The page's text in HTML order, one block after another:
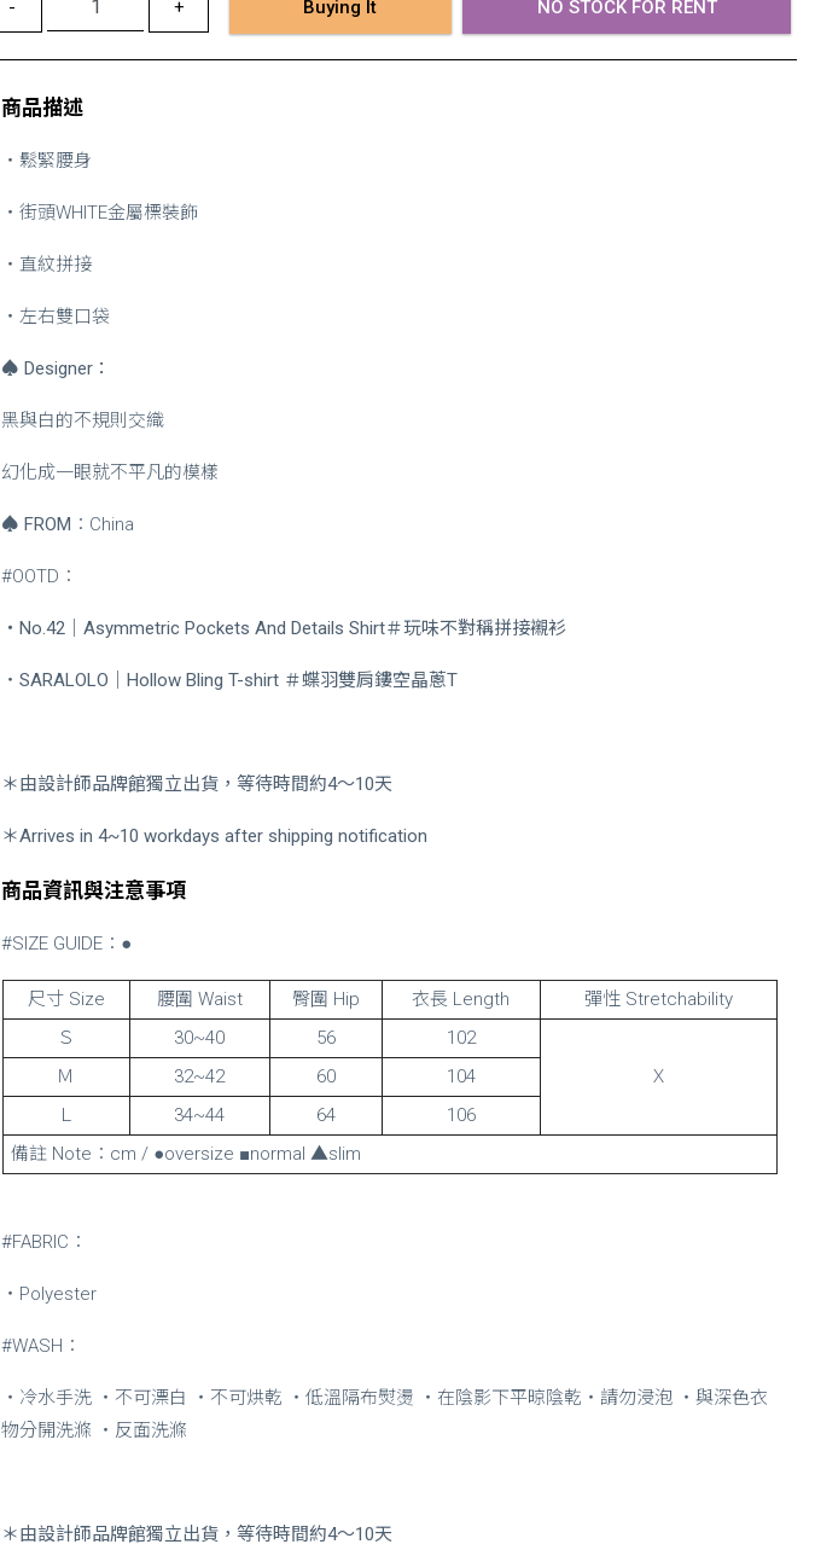
- + Buying It NO STOCK FOR RENT
商品描述
・鬆緊腰身
・街頭WHITE金屬標裝飾
・直紋拼接
・左右雙口袋
♠Designer：
黑與白的不規則交織
幻化成一眼就不平凡的模樣
♠FROM ：China
#OOTD：
・No.42｜Asymmetric Pockets And Details Shirt＃玩味不對稱拼接襯衫
・SARALOLO｜Hollow Bling T-shirt ＃蝶羽雙肩鏤空晶蔥T
＊由設計師品牌館獨立出貨，等待時間約4～10天
＊Arrives in 4~10 workdays after shipping notification
商品資訊與注意事項
#SIZE GUIDE：●
尺寸 Size 腰圍 Waist 臀圍 Hip 衣長 Length
彈性 Stretchability
Ｓ
30~40 56
102
Ｘ
Ｍ 32~42 60
104
Ｌ
34~44 64
106
備註 Note：cm / ●oversize ■normal ▲slim
#FABRIC：
・Polyester
#WASH：
・冷水手洗 ・不可漂白 ・不可烘乾 ・低溫隔布熨燙 ・在陰影下平晾陰乾・請勿浸泡 ・與深色衣
物分開洗滌 ・反面洗滌
＊由設計師品牌館獨立出貨，等待時間約4～10天